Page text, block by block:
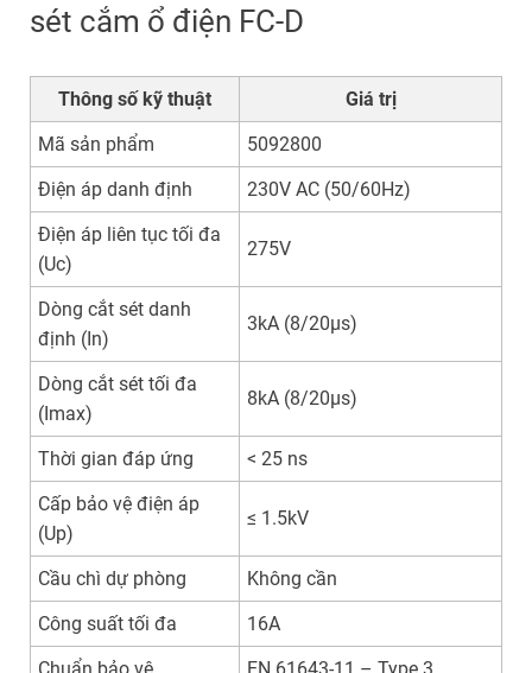
sét cắm ổ điện FC-D
Thông số kỹ thuật
Giá trị
Mã sản phẩm
5092800
Điện áp danh định
230V AC (50/60Hz)
Điện áp liên tục tối đa
(Uc)
275V
Dòng cắt sét danh
định (In)
3kA (8/20µs)
Dòng cắt sét tối đa
(Imax)
8kA (8/20µs)
Thời gian đáp ứng
< 25 ns
Cấp bảo vệ điện áp
(Up)
≤ 1.5kV
Cầu chì dự phòng
Không cần
Công suất tối đa
16A